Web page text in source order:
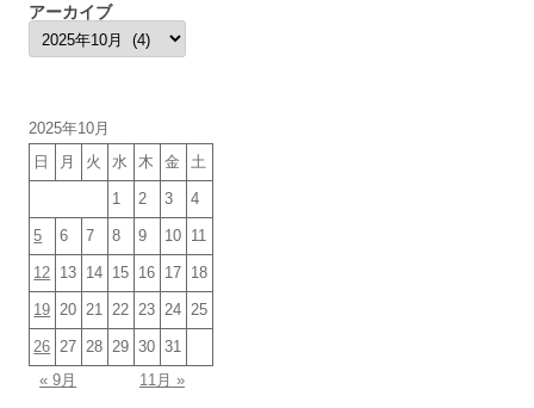
アーカイブ
ア
ー
カ
2025年10月
日
月 火 水 木 金 土
1 2 3 4
5 6 7 8 9 10 11
12 13 14 15 16 17 18
19 20 21 22 23 24 25
26 27 28 29 30 31
« 9月
11月 »